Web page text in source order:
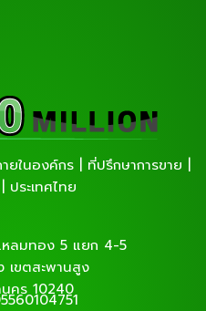
ในองค์กร | ที่ปรึกษาการขาย |
ประเทศไทย
หลมทอง 5 แยก 4-5
เขตสะพานสูง
คร 10240